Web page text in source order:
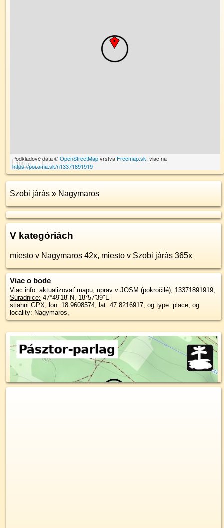
100 m
Podkladové dáta ©OpenStreetMapvrstva Freemap.sk, viac na
https://poi.oma.sk/n13371891919
Szobi járás » Nagymaros
V kategóriách
miesto v Nagymaros 42x, miesto v Szobi járás 365x
Viac o bode
Viac info: aktualizovať mapu, uprav v JOSM (pokročilé), 13371891919,
Súradnice: 47°49'18"N, 18°57'39"E
stiahni GPX, lon: 18.9608574, lat: 47.8216917, og type: place, og
locality: Nagymaros,